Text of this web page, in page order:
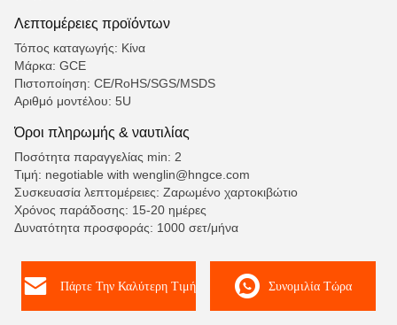
Λεπτομέρειες προϊόντων
Τόπος καταγωγής: Κίνα
Μάρκα: GCE
Πιστοποίηση: CE/RoHS/SGS/MSDS
Αριθμό μοντέλου: 5U
Όροι πληρωμής & ναυτιλίας
Ποσότητα παραγγελίας min: 2
Τιμή: negotiable with wenglin@hngce.com
Συσκευασία λεπτομέρειες: Ζαρωμένο χαρτοκιβώτιο
Χρόνος παράδοσης: 15-20 ημέρες
Δυνατότητα προσφοράς: 1000 σετ/μήνα
Πάρτε Την Καλύτερη Τιμή Συνομιλία Τώρα